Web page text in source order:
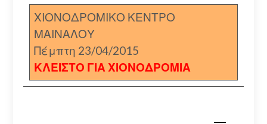
ΧΙΟΝΟΔΡΟΜΙΚΟ ΚΕΝΤΡΟ
ΜΑΙΝΑΛΟΥ
Πέμπτη 23/04/2015
ΚΛΕΙΣΤΟ ΓΙΑ ΧΙΟΝΟΔΡΟΜΙΑ